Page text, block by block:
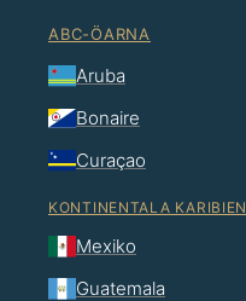
ABC-ÖARNA
Aruba
Bonaire
Curaçao
KONTINENTALA KARIBIEN
Mexiko
Guatemala